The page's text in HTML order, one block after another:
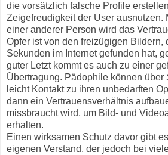
die vorsätzlich falsche Profile
Zeigefreudigkeit der User ausnutzen.
einer anderer Person wird das
Opfer ist von den freizügigen Bildern,
Sekunden im Internet gefunden hat,
guter Letzt kommt es auch zu einer
Übertragung. Pädophile können über
leicht Kontakt zu ihren unbedarften
dann ein Vertrauensverhältnis
missbraucht wird, um Bild- und
erhalten.
Einen wirksamen Schutz davor gibt
eigenen Verstand, der jedoch bei